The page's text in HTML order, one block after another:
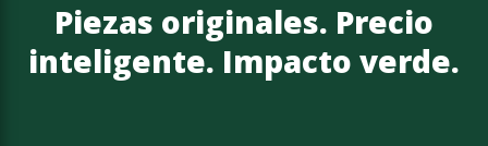
Piezas originales. Precio
inteligente. Impacto verde.